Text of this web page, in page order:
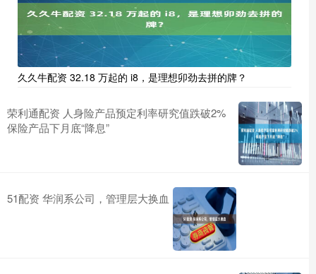
久久牛配资 32.18 万起的 i8，是理想卯劲去拼的牌？
荣利通配资 人身险产品预定利率研究值跌破2%
保险产品下月底“降息”
51配资 华润系公司，管理层大换血